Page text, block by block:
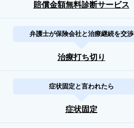
賠償金額無料診断サービス
弁護士が保険会社と治療継続を交渉
治療打ち切り
症状固定と言われたら
症状固定